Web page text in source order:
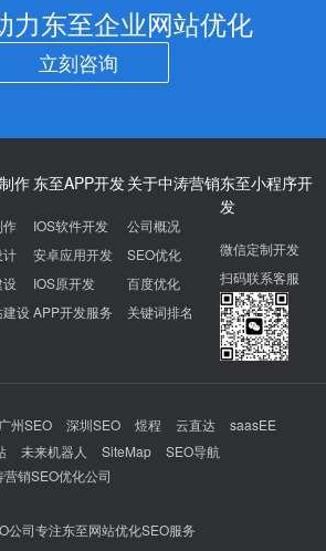
力东至企业网站优化
立刻咨询
作
作
计
设
建设
东至APP开发
IOS软件开发
安卓应用开发
IOS原开发
APP开发服务
关于中涛营销
公司概况
SEO优化
百度优化
关键词排名
东至小程序开
发
微信定制开发
扫码联系客服
广州SEO 深圳SEO 煜程 云直达
saasEE
未来机器人 SiteMap
SEO导航
营销SEO优化公司
公司专注东至网站优化SEO服务